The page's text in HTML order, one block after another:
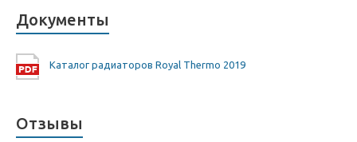
Документы
Каталог радиаторов Royal Thermo 2019
Отзывы